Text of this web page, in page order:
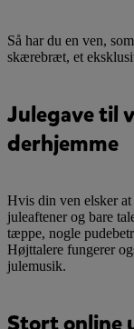
Så har du en ven,
skærebræt, et
Julegave til
derhjemme
Hvis din ven elsker
juleaftener og bare
tæppe, nogle
Højttalere fungerer
julemusik.